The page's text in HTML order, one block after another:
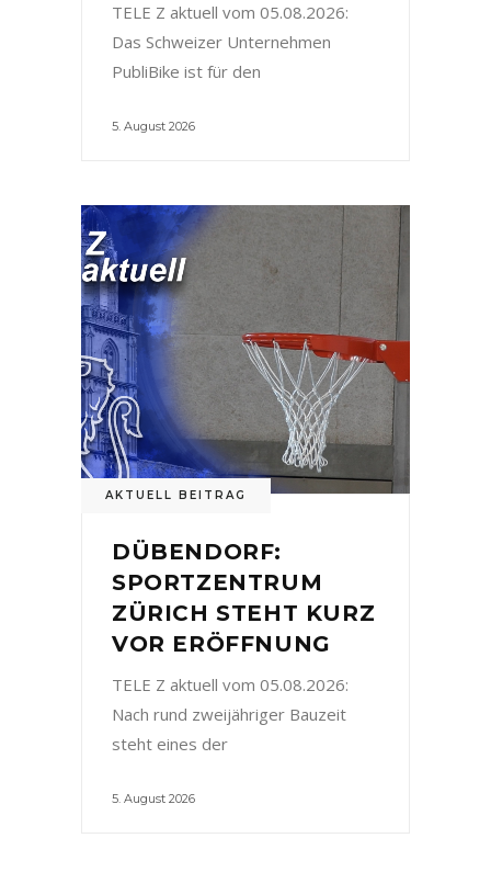
TELE Z aktuell vom 05.08.2026:
Das Schweizer Unternehmen
PubliBike ist für den
5. August 2026
AKTUELL BEITRAG
DÜBENDORF:
SPORTZENTRUM
ZÜRICH STEHT KURZ
VOR ERÖFFNUNG
TELE Z aktuell vom 05.08.2026:
Nach rund zweijähriger Bauzeit
steht eines der
5. August 2026